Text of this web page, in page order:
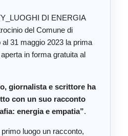
DI ENERGIA
del Comune di
31 maggio 2023 la prima
in forma gratuita al
giornalista e scrittore ha
con un suo racconto
energia e empatia”.
luogo un racconto,